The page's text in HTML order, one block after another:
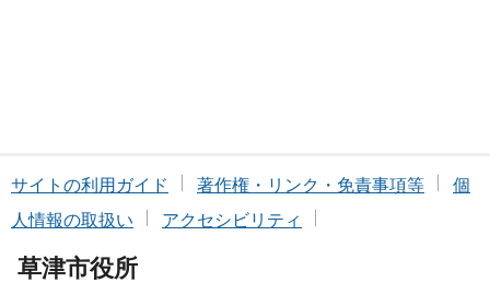
サイトの利用ガイド 著作権・リンク・免責事項等
個
人情報の取扱い
アクセシビリティ
草津市役所